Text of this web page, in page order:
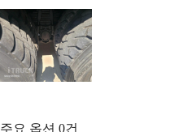
주요 옵션 0건